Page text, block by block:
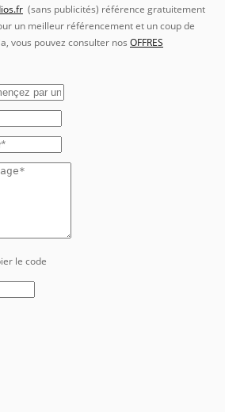
(sans publicités) référence gratuitement
un meilleur référencement et un coup de
vous pouvez consulter nos OFFRES
le code